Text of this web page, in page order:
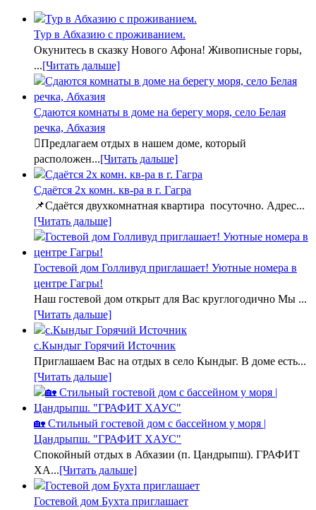
Тур в Абхазию с проживанием.
Окунитесь в сказку Нового Афона! Живописные горы,
...[Читать дальше]
Сдаются комнаты в доме на берегу моря, село Белая
речка, Абхазия
Предлагаем отдых в нашем доме, который
расположен...[Читать дальше]
Сдаётся 2х комн. кв-ра в г. Гагра
📌Сдаётся двухкомнатная квартира посуточно. Адрес...
[Читать дальше]
Гостевой дом Голливуд приглашает! Уютные номера в
центре Гагры!
Наш гостевой дом открыт для Вас круглогодично Мы ...
[Читать дальше]
с.Кындыг Горячий Источник
Приглашаем Вас на отдых в село Кындыг. В доме есть...
[Читать дальше]
🏡 Стильный гостевой дом с бассейном у моря |
Цандрыпш. "ГРАФИТ ХАУС"
Спокойный отдых в Абхазии (п. Цандрыпш). ГРАФИТ
ХА...[Читать дальше]
Гостевой дом Бухта приглашает